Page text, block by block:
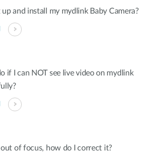
up and install my mydlink Baby Camera?
if I can NOT see live video on mydlink
out of focus, how do I correct it?